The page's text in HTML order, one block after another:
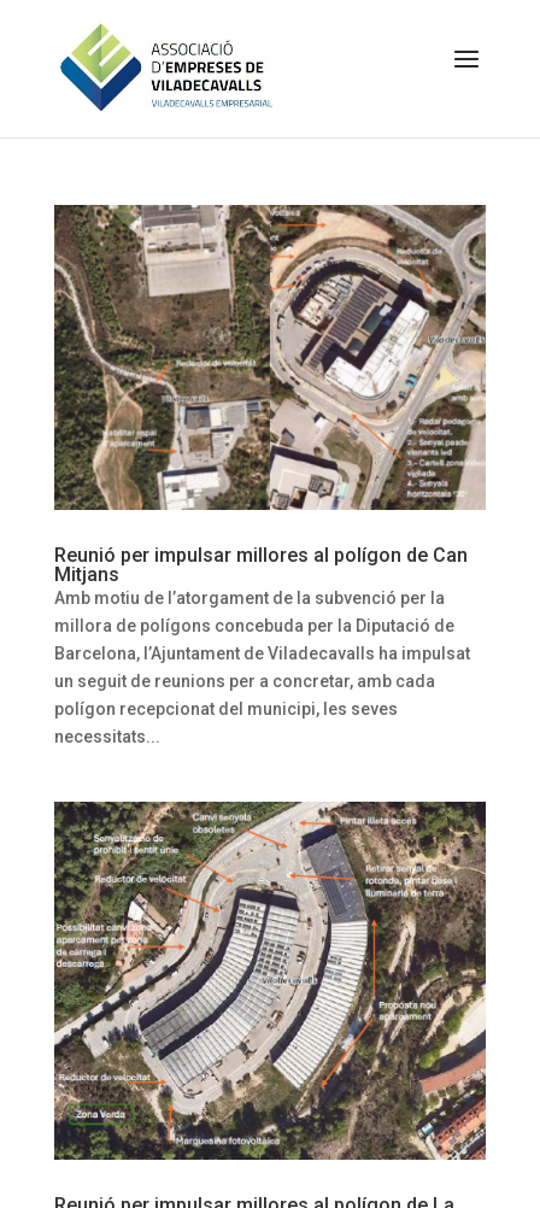
Reunió per impulsar millores al polígon de Can
Mitjans
Amb motiu de l’atorgament de la subvenció per la
millora de polígons concebuda per la Diputació de
Barcelona, l’Ajuntament de Viladecavalls ha impulsat
un seguit de reunions per a concretar, amb cada
polígon recepcionat del municipi, les seves
necessitats...